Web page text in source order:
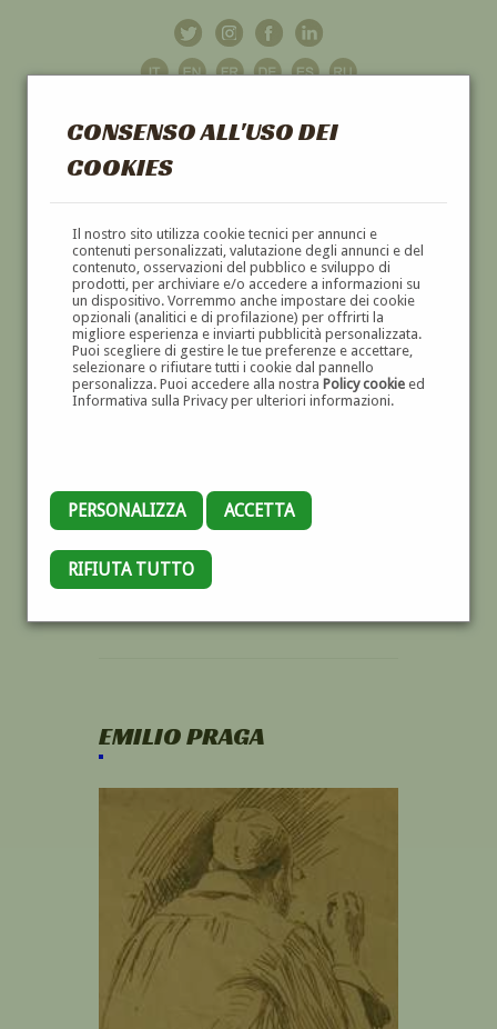
CONSENSO ALL'USO DEI
COOKIES
Il nostro sito utilizza cookie tecnici per annunci e
contenuti personalizzati, valutazione degli annunci e del
contenuto, osservazioni del pubblico e sviluppo di
prodotti, per archiviare e/o accedere a informazioni su
un dispositivo. Vorremmo anche impostare dei cookie
opzionali (analitici e di profilazione) per offrirti la
migliore esperienza e inviarti pubblicità personalizzata.
Puoi scegliere di gestire le tue preferenze e accettare,
selezionare o rifiutare tutti i cookie dal pannello
personalizza. Puoi accedere alla nostra Policy cookieed
Informativa sulla Privacy per ulteriori informazioni.
PERSONALIZZA ACCETTA
RIFIUTA TUTTO
GALLERIAD'ARTE
DIPINTI E SCULTURE '800 E '900
EMILIO PRAGA